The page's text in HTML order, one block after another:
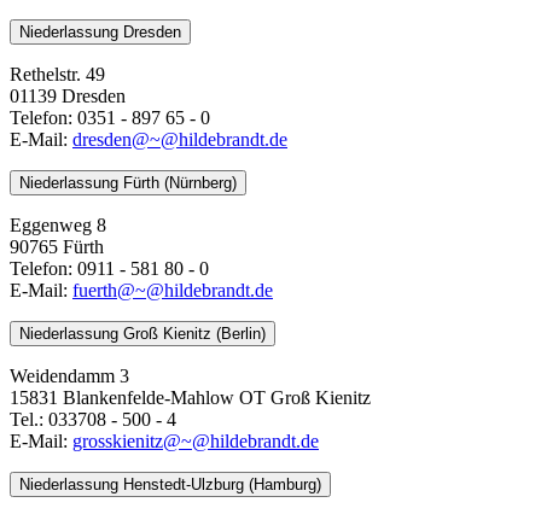
Niederlassung Dresden
Rethelstr. 49
01139 Dresden
Telefon: 0351 - 897 65 - 0
E-Mail: dresden@~@hildebrandt.de
Niederlassung Fürth (Nürnberg)
Eggenweg 8
90765 Fürth
Telefon: 0911 - 581 80 - 0
E-Mail: fuerth@~@hildebrandt.de
Niederlassung Groß Kienitz (Berlin)
Weidendamm 3
15831 Blankenfelde-Mahlow OT Groß Kienitz
Tel.: 033708 - 500 - 4
E-Mail: grosskienitz@~@hildebrandt.de
Niederlassung Henstedt-Ulzburg (Hamburg)